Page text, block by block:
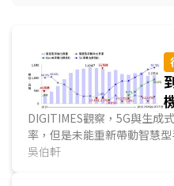
DIGITIMES觀察，5G與生成
率，但是未能重新帶動智慧
升級與功能強化已難創造新
吳伯軒